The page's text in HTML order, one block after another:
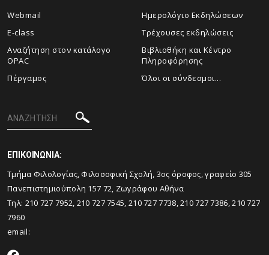
Webmail
E-class
Αναζήτηση στον κατάλογο
OPAC
Πέργαμος
Ημερολόγιο Εκδηλώσεων
Τρέχουσες εκδηλώσεις
Βιβλιοθήκη και Κέντρο
Πληροφόρησης
Όλοι οι σύνδεσμοι...
ΕΠΙΚΟΙΝΩΝΙΑ:
Tμήμα Φιλολογίας, Φιλοσοφική Σχολή, 3ος όροφος, γραφείο 305
Πανεπιστημιούπολη 157 72, Ζωγράφου Αθήνα
Τηλ: 210 727 7952, 210 727 7545, 210 727 7738, 210 727 7386, 210 727
7960
email: